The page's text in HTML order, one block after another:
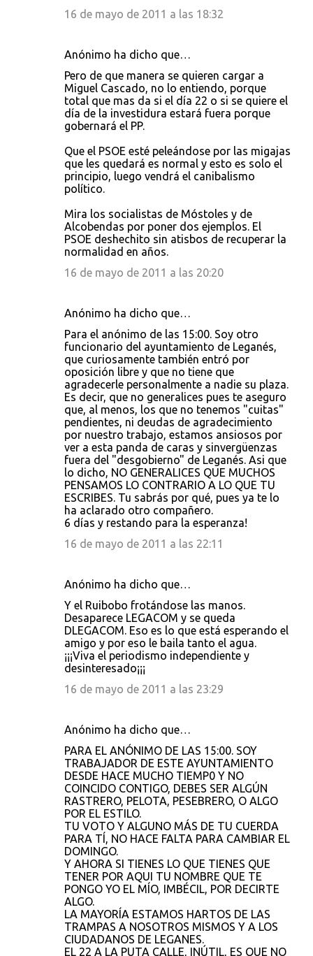
16 de mayo de 2011 a las 18:32
Anónimo ha dicho que…
Pero de que manera se quieren cargar a
Miguel Cascado, no lo entiendo, porque
total que mas da si el día 22 o si se quiere el
día de la investidura estará fuera porque
gobernará el PP.
Que el PSOE esté peleándose por las migajas
que les quedará es normal y esto es solo el
principio, luego vendrá el canibalismo
político.
Mira los socialistas de Móstoles y de
Alcobendas por poner dos ejemplos. El
PSOE deshechito sin atisbos de recuperar la
normalidad en años.
16 de mayo de 2011 a las 20:20
Anónimo ha dicho que…
Para el anónimo de las 15:00. Soy otro
funcionario del ayuntamiento de Leganés,
que curiosamente también entró por
oposición libre y que no tiene que
agradecerle personalmente a nadie su plaza.
Es decir, que no generalices pues te aseguro
que, al menos, los que no tenemos "cuitas"
pendientes, ni deudas de agradecimiento
por nuestro trabajo, estamos ansiosos por
ver a esta panda de caras y sinvergüenzas
fuera del "desgobierno" de Leganés. Asi que
lo dicho, NO GENERALICES QUE MUCHOS
PENSAMOS LO CONTRARIO A LO QUE TU
ESCRIBES. Tu sabrás por qué, pues ya te lo
ha aclarado otro compañero.
6 días y restando para la esperanza!
16 de mayo de 2011 a las 22:11
Anónimo ha dicho que…
Y el Ruibobo frotándose las manos.
Desaparece LEGACOM y se queda
DLEGACOM. Eso es lo que está esperando el
amigo y por eso le baila tanto el agua.
¡¡¡Viva el periodismo independiente y
desinteresado¡¡¡
16 de mayo de 2011 a las 23:29
Anónimo ha dicho que…
PARA EL ANÓNIMO DE LAS 15:00. SOY
TRABAJADOR DE ESTE AYUNTAMIENTO
DESDE HACE MUCHO TIEMP0 Y NO
COINCIDO CONTIGO, DEBES SER ALGÚN
RASTRERO, PELOTA, PESEBRERO, O ALGO
POR EL ESTILO.
TU VOTO Y ALGUNO MÁS DE TU CUERDA
PARA TÍ, NO HACE FALTA PARA CAMBIAR EL
DOMINGO.
Y AHORA SI TIENES LO QUE TIENES QUE
TENER POR AQUI TU NOMBRE QUE TE
PONGO YO EL MÍO, IMBÉCIL, POR DECIRTE
ALGO.
LA MAYORÍA ESTAMOS HARTOS DE LAS
TRAMPAS A NOSOTROS MISMOS Y A LOS
CIUDADANOS DE LEGANES.
EL 22 A LA PUTA CALLE, INÚTIL, ES QUE NO